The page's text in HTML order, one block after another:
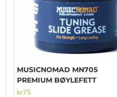
MUSICNOMAD MN705
PREMIUM BØYLEFETT
kr75